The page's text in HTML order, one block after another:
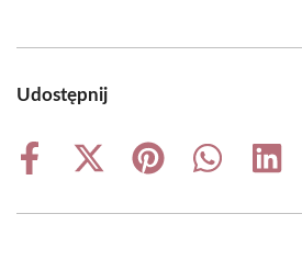
Udostępnij
Share
Share
(Twitter)
Share
Share
Share